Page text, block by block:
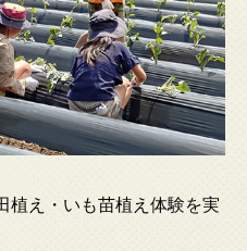
植え・いも苗植え体験を実